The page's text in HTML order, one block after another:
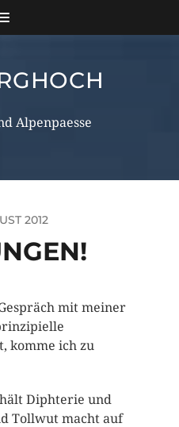
Alpenpaesse
2012
mit meiner
komme ich zu
Diphterie und
Tollwut macht auf